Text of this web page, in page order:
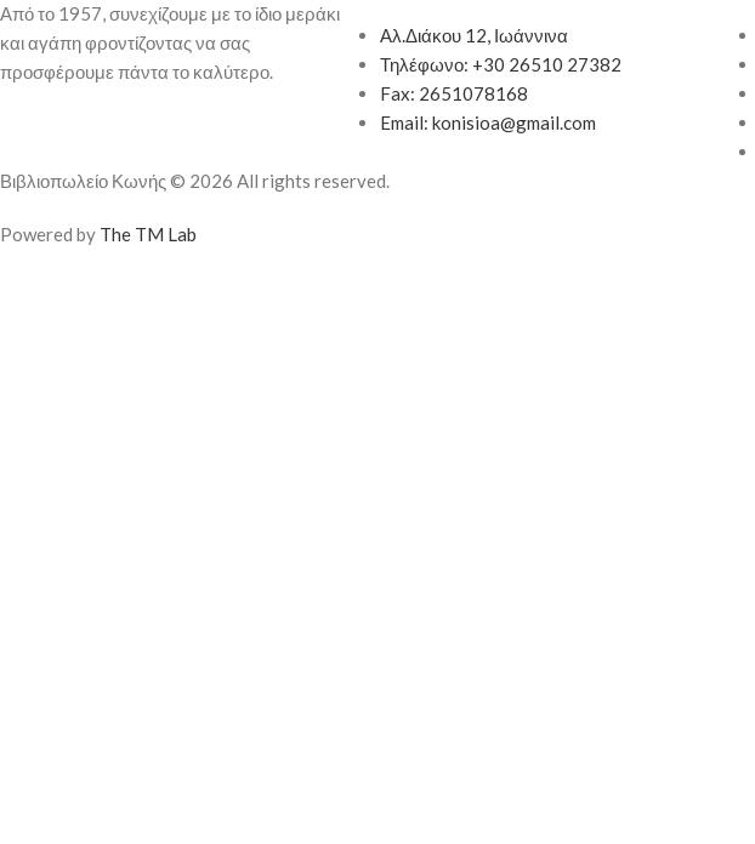
Από το 1957, συνεχίζουμε με το ίδιο μεράκι
και αγάπη φροντίζοντας να σας
προσφέρουμε πάντα το καλύτερο.
Αλ.Διάκου 12, Ιωάννινα
Τηλέφωνο: +30 26510 27382
Fax: 2651078168
Email: konisioa@gmail.com
Βιβλιοπωλείο Κωνής © 2026 All rights reserved.
Powered by The TM Lab